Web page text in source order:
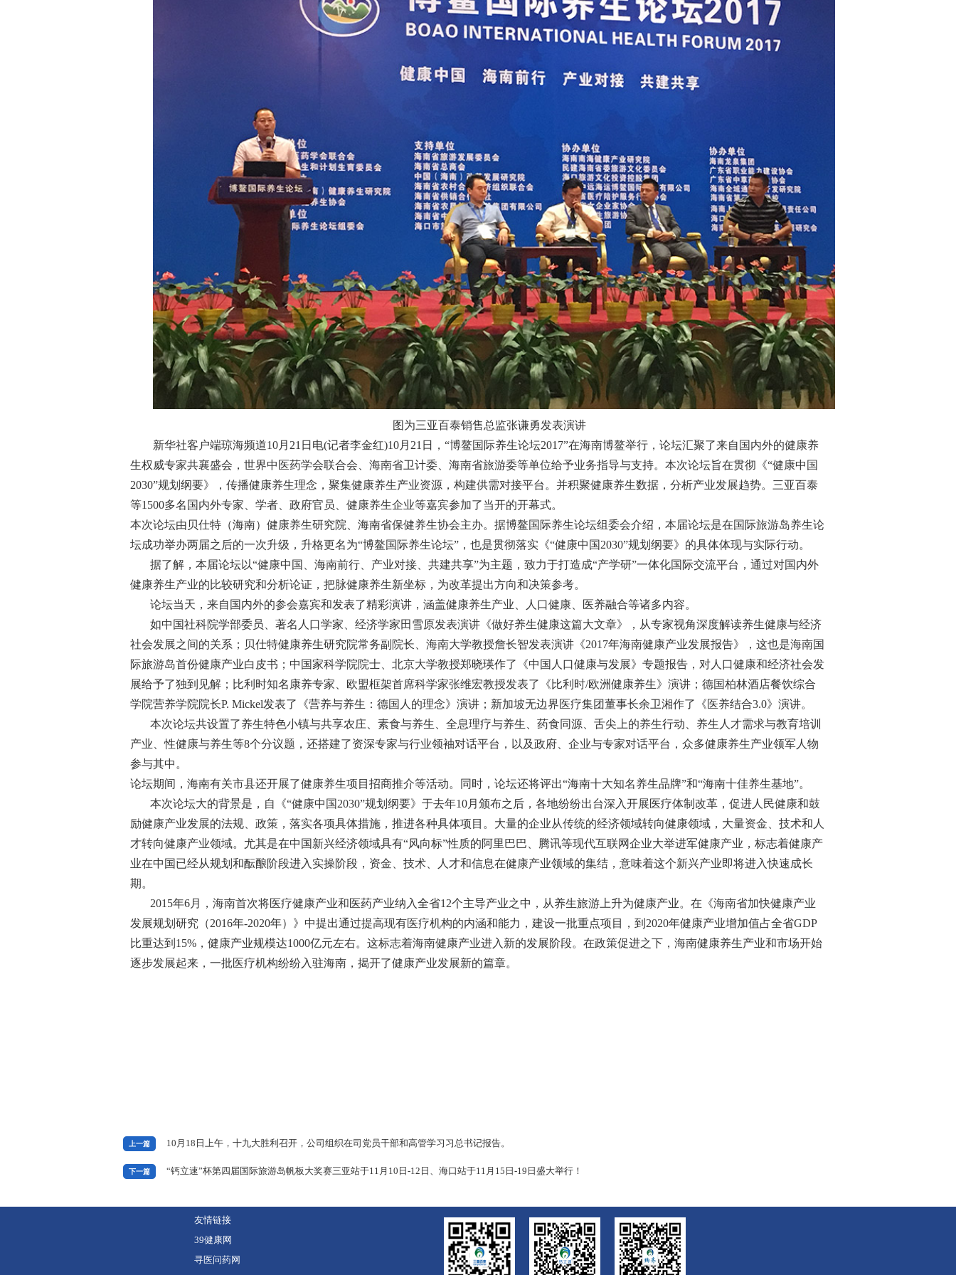
图为三亚百泰销售总监张谦勇发表演讲
新华社客户端琼海频道10月21日电(记者李金红)10月21日，“博鳌国际养生论坛2017”在海南博鳌举行，论坛汇聚了来自国内外的健康养
生权威专家共襄盛会，世界中医药学会联合会、海南省卫计委、海南省旅游委等单位给予业务指导与支持。本次论坛旨在贯彻《“健康中国
2030”规划纲要》，传播健康养生理念，聚集健康养生产业资源，构建供需对接平台。并积聚健康养生数据，分析产业发展趋势。三亚百泰
等1500多名国内外专家、学者、政府官员、健康养生企业等嘉宾参加了当开的开幕式。
本次论坛由贝仕特（海南）健康养生研究院、海南省保健养生协会主办。据博鳌国际养生论坛组委会介绍，本届论坛是在国际旅游岛养生论
坛成功举办两届之后的一次升级，升格更名为“博鳌国际养生论坛”，也是贯彻落实《“健康中国2030”规划纲要》的具体体现与实际行动。
据了解，本届论坛以“健康中国、海南前行、产业对接、共建共享”为主题，致力于打造成“产学研”一体化国际交流平台，通过对国内外
健康养生产业的比较研究和分析论证，把脉健康养生新坐标，为改革提出方向和决策参考。
论坛当天，来自国内外的参会嘉宾和发表了精彩演讲，涵盖健康养生产业、人口健康、医养融合等诸多内容。
如中国社科院学部委员、著名人口学家、经济学家田雪原发表演讲《做好养生健康这篇大文章》，从专家视角深度解读养生健康与经济
社会发展之间的关系；贝仕特健康养生研究院常务副院长、海南大学教授詹长智发表演讲《2017年海南健康产业发展报告》，这也是海南国
际旅游岛首份健康产业白皮书；中国家科学院院士、北京大学教授郑晓瑛作了《中国人口健康与发展》专题报告，对人口健康和经济社会发
展给予了独到见解；比利时知名康养专家、欧盟框架首席科学家张维宏教授发表了《比利时/欧洲健康养生》演讲；德国柏林酒店餐饮综合
学院营养学院院长P. Mickel发表了《营养与养生：德国人的理念》演讲；新加坡无边界医疗集团董事长余卫湘作了《医养结合3.0》演讲。
本次论坛共设置了养生特色小镇与共享农庄、素食与养生、全息理疗与养生、药食同源、舌尖上的养生行动、养生人才需求与教育培训
产业、性健康与养生等8个分议题，还搭建了资深专家与行业领袖对话平台，以及政府、企业与专家对话平台，众多健康养生产业领军人物
参与其中。
论坛期间，海南有关市县还开展了健康养生项目招商推介等活动。同时，论坛还将评出“海南十大知名养生品牌”和“海南十佳养生基地”。
本次论坛大的背景是，自《“健康中国2030”规划纲要》于去年10月颁布之后，各地纷纷出台深入开展医疗体制改革，促进人民健康和鼓
励健康产业发展的法规、政策，落实各项具体措施，推进各种具体项目。大量的企业从传统的经济领域转向健康领域，大量资金、技术和人
才转向健康产业领域。尤其是在中国新兴经济领域具有“风向标”性质的阿里巴巴、腾讯等现代互联网企业大举进军健康产业，标志着健康产
业在中国已经从规划和酝酿阶段进入实操阶段，资金、技术、人才和信息在健康产业领域的集结，意味着这个新兴产业即将进入快速成长
期。
2015年6月，海南首次将医疗健康产业和医药产业纳入全省12个主导产业之中，从养生旅游上升为健康产业。在《海南省加快健康产业
发展规划研究（2016年-2020年）》中提出通过提高现有医疗机构的内涵和能力，建设一批重点项目，到2020年健康产业增加值占全省GDP
比重达到15%，健康产业规模达1000亿元左右。这标志着海南健康产业进入新的发展阶段。在政策促进之下，海南健康养生产业和市场开始
逐步发展起来，一批医疗机构纷纷入驻海南，揭开了健康产业发展新的篇章。
上一篇 10月18日上午，十九大胜利召开，公司组织在司党员干部和高管学习习总书记报告。
下一篇 “钙立速”杯第四届国际旅游岛帆板大奖赛三亚站于11月10日-12日、海口站于11月15日-19日盛大举行！
友情链接
39健康网
寻医问药网